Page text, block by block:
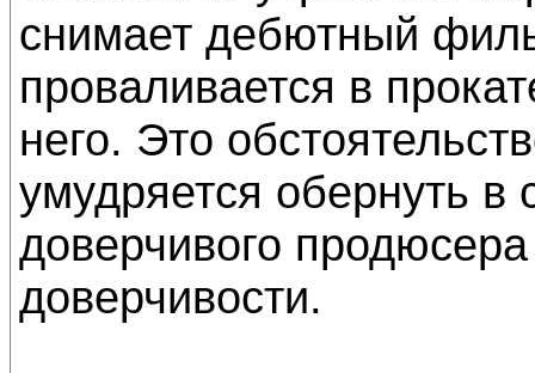
снимает дебютный
проваливается в
него. Это
умудряется обернуть в
доверчивого
доверчивости.